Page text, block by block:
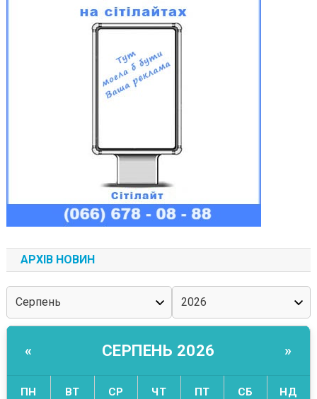
АРХІВ НОВИН
« СЕРПЕНЬ 2026 »
ПН ВТ СР ЧТ ПТ СБ НД